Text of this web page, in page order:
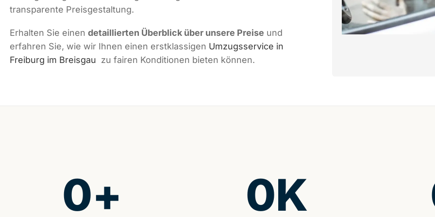
transparente Preisgestaltung.
Erhalten Sie einen detaillierten Überblick über unsere Preise und
erfahren Sie, wie wir Ihnen einen erstklassigen Umzugsservice in
Freiburg im Breisgau zu fairen Konditionen bieten können.
0+ 0K